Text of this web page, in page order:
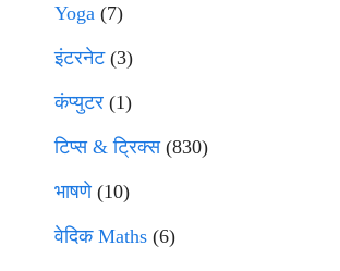
Yoga (7)
इंटरनेट(3)
कंप्युटर (1)
टिप्स & ट्रिक्स(830)
भाषणे(10)
वेदिक Maths (6)